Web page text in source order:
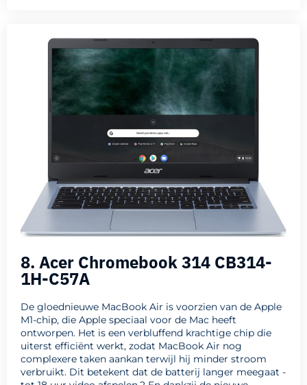
8. Acer Chromebook 314 CB314-
1H-C57A
De gloednieuwe MacBook Air is voorzien van de Apple
M1-chip, die Apple speciaal voor de Mac heeft
ontworpen. Het is een verbluffend krachtige chip die
uiterst efficiënt werkt, zodat MacBook Air nog
complexere taken aankan terwijl hij minder stroom
verbruikt. Dit betekent dat de batterij langer meegaat -